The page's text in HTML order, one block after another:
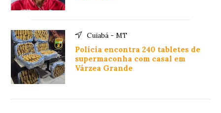
Cuiabá - MT
Polícia encontra 240 tabletes de
supermaconha com casal em
Várzea Grande